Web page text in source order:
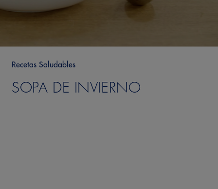
Recetas Saludables
SOPA DE INVIERNO